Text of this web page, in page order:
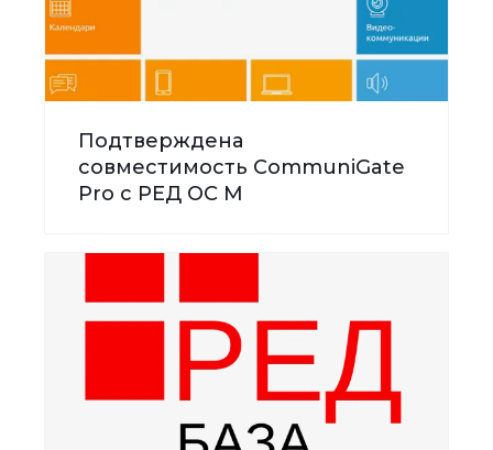
Подтверждена
совместимость CommuniGate
Pro с РЕД ОС М